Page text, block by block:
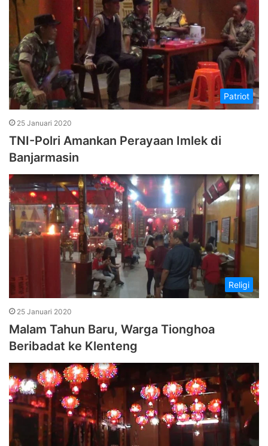
Patriot
25 Januari 2020
TNI-Polri Amankan Perayaan Imlek di
Banjarmasin
Religi
25 Januari 2020
Malam Tahun Baru, Warga Tionghoa
Beribadat ke Klenteng